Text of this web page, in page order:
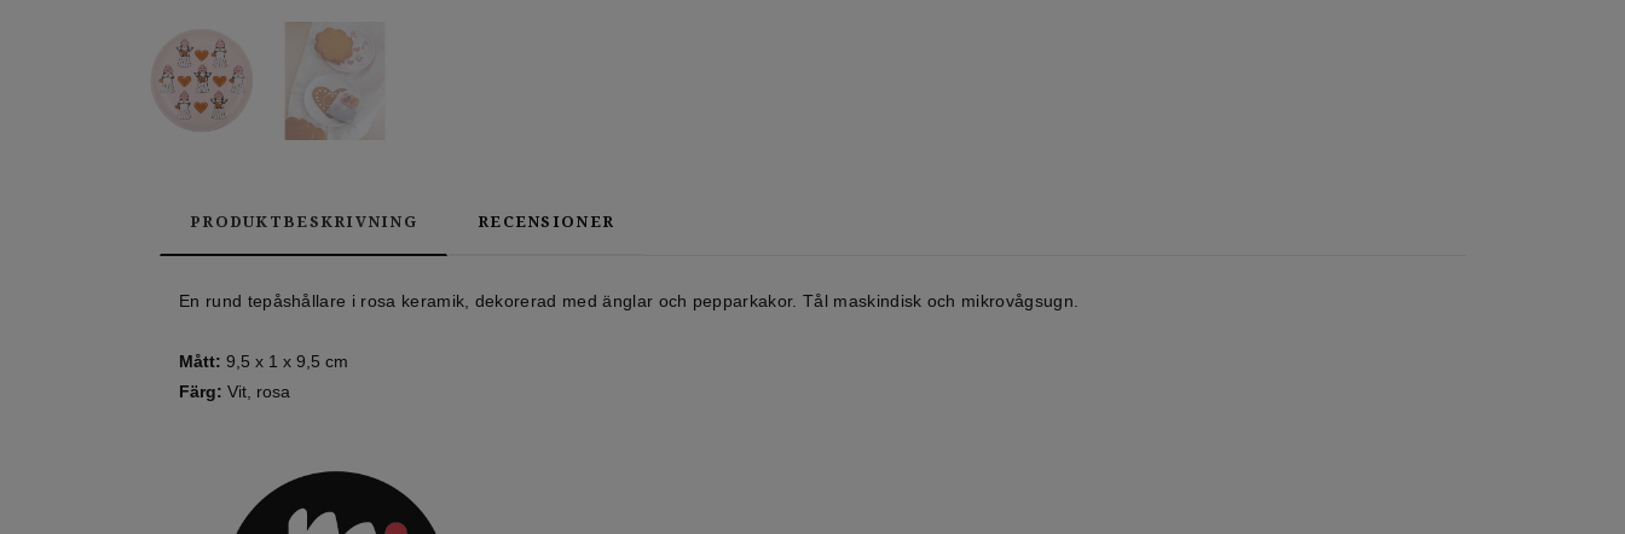
PRODUKTBESKRIVNING RECENSIONER
En rund tepåshållare i rosa keramik, dekorerad med änglar och pepparkakor. Tål maskindisk och mikrovågsugn.
Mått: 9,5 x 1 x 9,5 cm
Färg: Vit, rosa